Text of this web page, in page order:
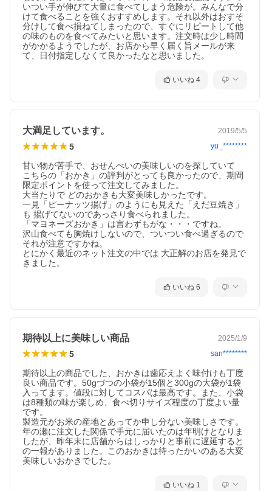
いつい手が伸びて大量に食べてしまう危険が。みんなで分
けて食べることを強くおすすめします。それ以外はおすそ
分けして食べ損ねてしまったので、すぐにリピートして他
の味のものを食べてみたいと思います。注文時は少し時間
がかかるようでしたが、お店から早く届く旨メールが来
て、日付指定しなくて良かったなと思いました。
いいね 4
大満足しています。 2019/5/5
5 yu_********
甘い物が苦手で、おせんべいの美味しいのを探していて
こちらの「おかき」の評判がとっても良かったので、期間
限定ポイントを使って注文してみました。
大当たりで どのおかきも大変美味しかったです。
一見「ピーナッツ揚げ」のようにも見えた「えだ豆焼き」
も 揚げてないのであっさり食べられました。
「マヨネーズおかき」は言わずもがな・・・ですね。
沢山食べても胸焼けしないので、ついつい食べ過ぎるので
それが注意ですかね。
とにかく最近のネット注文の中では 大正解のお店を発見で
きました。
いいね 6
期待以上に美味しい商品 2025/1/9
5 san********
期待以上の商品でした、おかきは歯応えよく味付けも丁度
良い商品です。50gづつの小袋が15個と300gの大袋が1袋
入ってます。値段に対してコスパは最高です。また、小袋
は8種類の味が楽しめ、食べ切りサイズ程度の丁度よい量
です。
製造元がお米の産地とあってか申し分ない美味しさです。
年の瀬に注文した関係で手元に届いたのは年明けとなりま
したが、昨年末に店舗からはしっかりと事前に遅延すると
の一報がありました。このおかきは待ったかいのある大変
美味しいおかきでした。
いいね 1